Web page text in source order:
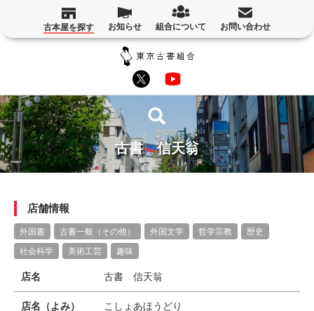
古本屋を探す お知らせ 組合について お問い合わせ
古書 信天翁
店舗情報
外国書 古書一般（その他） 外国文学 哲学宗教
歴史
社会科学
美術工芸 趣味
店名 古書 信天翁
店名（よみ） こしょあほうどり